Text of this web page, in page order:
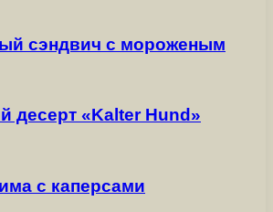
сэндвич с мороженым
десерт «Kalter Hund»
с каперсами